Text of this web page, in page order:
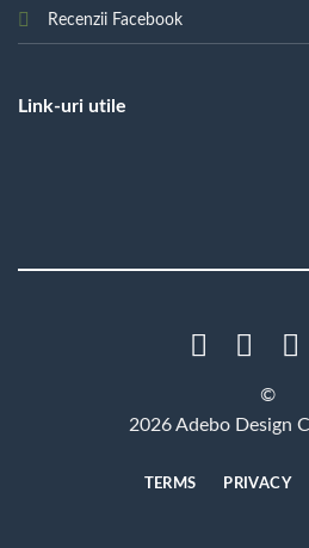
Recenzii Facebook
Link-uri utile
©
2026 Adebo Design
TERMS PRIVACY